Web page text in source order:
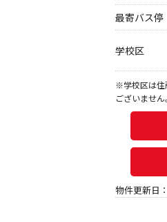
最寄バス停
学校区
※学校区は住
ございませ
物件更新日：